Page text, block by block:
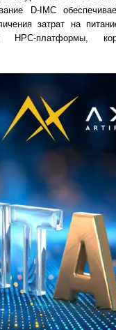
D-IMC
затрат на
платформы,